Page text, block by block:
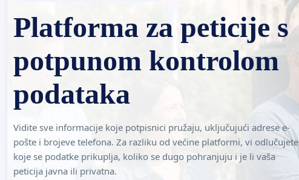
Platforma za peticije s
potpunom kontrolom
podataka
Vidite sve informacije koje potpisnici pružaju, uključujući adrese e-
pošte i brojeve telefona. Za razliku od većine platformi, vi odlučujete
koje se podatke prikuplja, koliko se dugo pohranjuju i je li vaša
peticija javna ili privatna.